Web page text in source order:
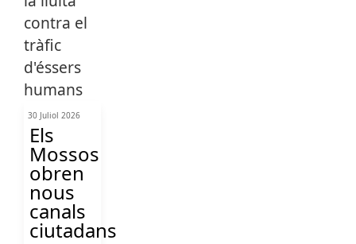
30 Juliol 2026
Els
Mossos
obren
nous
canals
ciutadans